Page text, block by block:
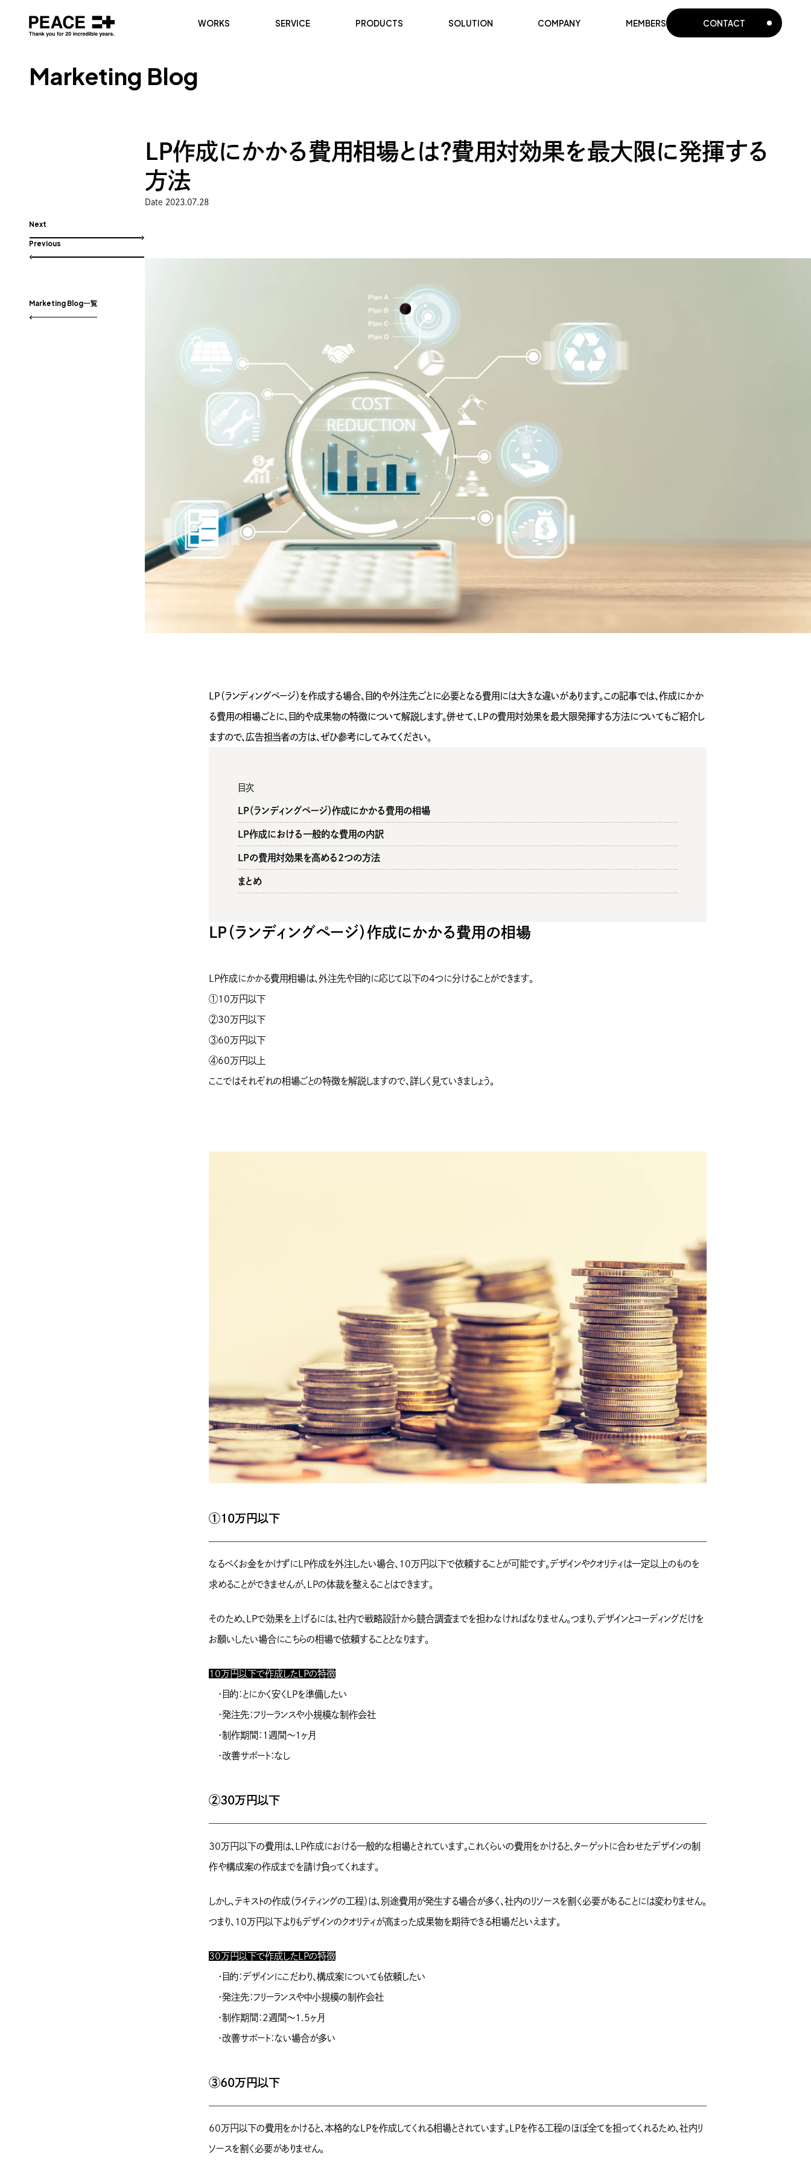
WORKS SERVICE PRODUCTS SOLUTION COMPANY MEMBERS CONTACT
Marketing Blog
Next
Previous
Marketing Blog一覧
LP作成にかかる費用相場とは？費用対効果を最大限に発揮する
方法
Date 2023.07.28
LP（ランディングページ）を作成する場合、目的や外注先ごとに必要となる費用には大きな違いがあります。この記事では、作成にかか
る費用の相場ごとに、目的や成果物の特徴について解説します。併せて、LPの費用対効果を最大限発揮する方法についてもご紹介し
ますので、広告担当者の方は、ぜひ参考にしてみてください。
目次
LP（ランディングページ）作成にかかる費用の相場
LP作成における一般的な費用の内訳
LPの費用対効果を高める2つの方法
まとめ
LP（ランディングページ）作成にかかる費用の相場
LP作成にかかる費用相場は、外注先や目的に応じて以下の4つに分けることができます。
①10万円以下
②30万円以下
③60万円以下
④60万円以上
ここではそれぞれの相場ごとの特徴を解説しますので、詳しく見ていきましょう。
①10万円以下
なるべくお金をかけずにLP作成を外注したい場合、10万円以下で依頼することが可能です。デザインやクオリティは一定以上のものを
求めることができませんが、LPの体裁を整えることはできます。
そのため、LPで効果を上げるには、社内で戦略設計から競合調査までを担わなければなりません。つまり、デザインとコーディングだけを
お願いしたい場合にこちらの相場で依頼することとなります。
10万円以下で作成したLPの特徴
・目的：とにかく安くLPを準備したい
・発注先：フリーランスや小規模な制作会社
・制作期間：1週間〜1ヶ月
・改善サポート：なし
②30万円以下
30万円以下の費用は、LP作成における一般的な相場とされています。これくらいの費用をかけると、ターゲットに合わせたデザインの制
作や構成案の作成までを請け負ってくれます。
しかし、テキストの作成（ライティングの工程）は、別途費用が発生する場合が多く、社内のリソースを割く必要があることには変わりません。
つまり、10万円以下よりもデザインのクオリティが高まった成果物を期待できる相場だといえます。
30万円以下で作成したLPの特徴
・目的：デザインにこだわり、構成案についても依頼したい
・発注先：フリーランスや中小規模の制作会社
・制作期間：2週間〜1.5ヶ月
・改善サポート：ない場合が多い
③60万円以下
60万円以下の費用をかけると、本格的なLPを作成してくれる相場とされています。LPを作る工程のほぼ全てを担ってくれるため、社内リ
ソースを割く必要がありません。